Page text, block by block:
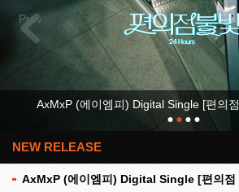
Previous
AxMxP (에이엠피) Digital Single [편의
NEW RELEASE
AxMxP (에이엠피) Digital Single [편의